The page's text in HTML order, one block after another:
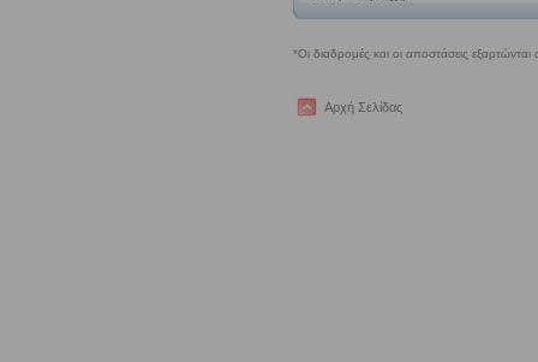
Αρχή Σελίδας